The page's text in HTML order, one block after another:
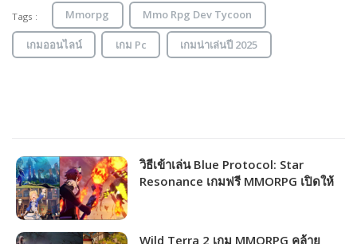
Tags : Mmorpg Mmo Rpg Dev Tycoon
เกมออนไลน์ เกม Pc เกมน่าเล่นปี 2025
วิธีเข้าเล่น Blue Protocol: Star
Resonance เกมฟรี MMORPG เปิดให้
Wild Terra 2 เกม MMORPG คล้าย